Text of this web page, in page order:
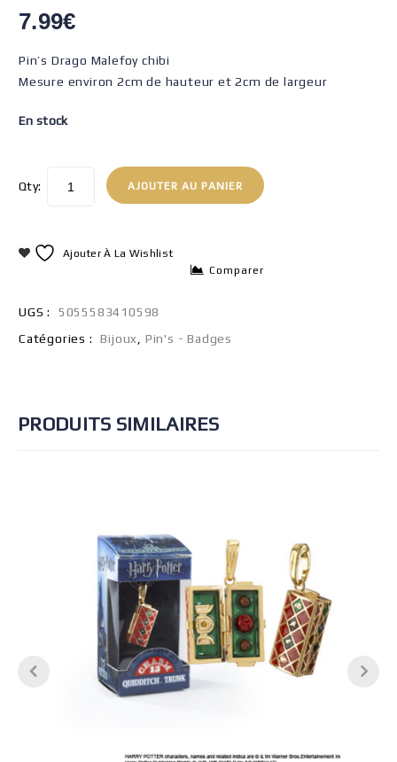
7.99€
Pin’s Drago Malefoy chibi
Mesure environ 2cm de hauteur et 2cm de largeur
En stock
Qty: AJOUTER AU PANIER
Ajouter À La Wishlist
Comparer
UGS :
5055583410598
Catégories :
Bijoux Pin's - Badges
PRODUITS SIMILAIRES